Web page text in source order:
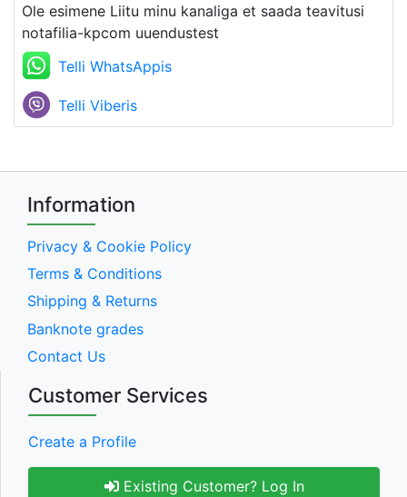
Ole esimene Liitu minu kanaliga et saada teavitusi
notafilia-kpcom uuendustest
Telli WhatsAppis
Telli Viberis
Information
Privacy & Cookie Policy
Terms & Conditions
Shipping & Returns
Banknote grades
Contact Us
Customer Services
Create a Profile
Existing Customer? Log In